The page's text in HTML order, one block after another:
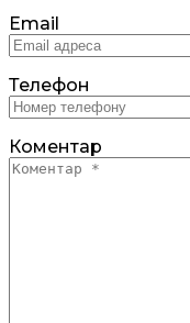
Email
Телефон
Коментар